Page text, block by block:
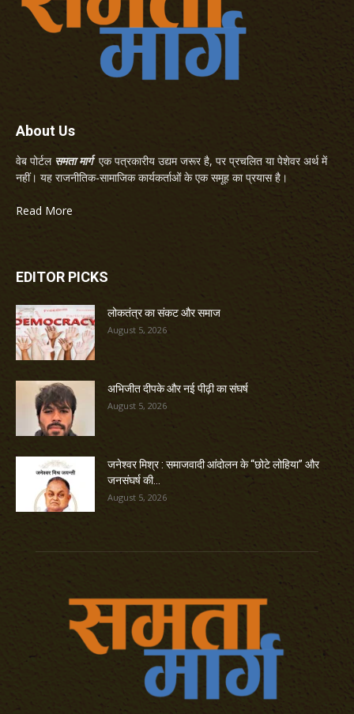
About Us
वेब पोर्टल समता मार्गएक पत्रकारीय उद्यम जरूर है, पर प्रचलित या पेशेवर अर्थ में
नहीं। यह राजनीतिक-सामाजिक कार्यकर्ताओं के एक समूह का प्रयास है।
Read More
EDITOR PICKS
लोकतंत्र का संकट और समाज
August 5, 2026
अभिजीत दीपके और नई पीढ़ी का संघर्ष
August 5, 2026
जनेश्वर मिश्र : समाजवादी आंदोलन के “छोटे लोहिया” और
जनसंघर्ष की...
August 5, 2026